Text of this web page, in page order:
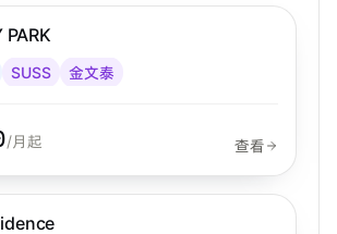
对面就是亚历山大商圈（Alexandra
可达Mapletree商务城；离一纬园
创新区也很近，Fusionopolis和Biopolis
近自然？Labrador Nature Reserve和
、水电费、消费税（GST）、厨房角每
间每周清洁1次、免费接驳巴士、健身
PARK
SUSS 金文泰
/月起
查看